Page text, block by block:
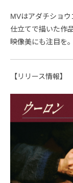
MVはアダチショ
仕立てで描いた作
映像美にも注目を。
【リリース情報】